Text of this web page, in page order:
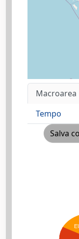
Macroarea
Tempo
Salva